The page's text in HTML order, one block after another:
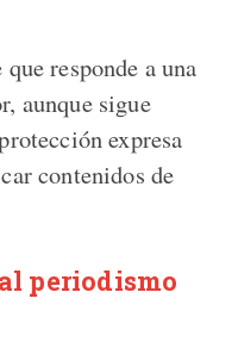
responde a una
aunque sigue
expresa
contenidos de
periodismo